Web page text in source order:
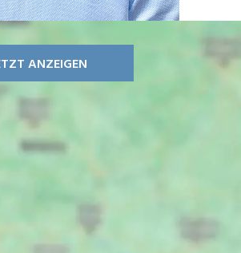
ANZEIGEN